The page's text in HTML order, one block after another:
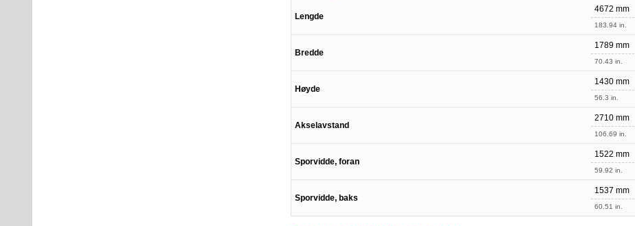
Lengde
4672 mm
183.94 in.
Bredde
1789 mm
70.43 in.
Høyde
1430 mm
56.3 in.
Akselavstand
2710 mm
106.69 in.
Sporvidde, foran
1522 mm
59.92 in.
Sporvidde, baks
1537 mm
60.51 in.